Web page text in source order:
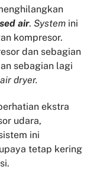
air.System ini
kompresor.
dan sebagian
sebagian lagi
air dryer.
ekstra
udara,
ini
tetap kering